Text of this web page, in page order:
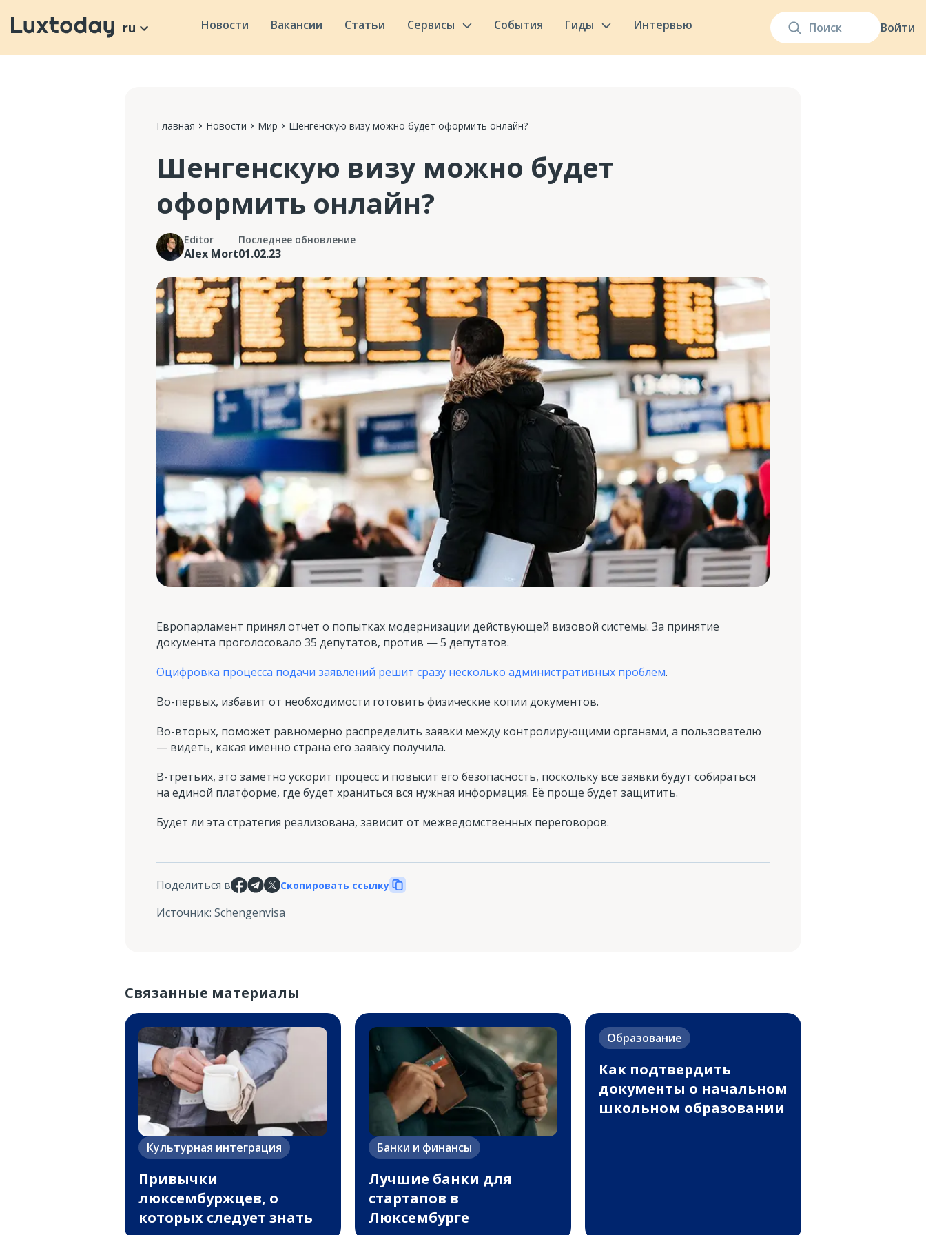
Войти
ru Новости Вакансии Статьи Сервисы События Гиды Интервью
Главная Новости Мир Шенгенскую визу можно будет оформить онлайн?
Шенгенскую визу можно будет
оформить онлайн?
Editor
Alex Mort
Последнее обновление
01.02.23
Европарламент принял отчет о попытках модернизации действующей визовой системы. За принятие
документа проголосовало 35 депутатов, против — 5 депутатов.
Оцифровка процесса подачи заявлений решит сразу несколько административных проблем.
Во-первых, избавит от необходимости готовить физические копии документов.
Во-вторых, поможет равномерно распределить заявки между контролирующими органами, а пользователю
— видеть, какая именно страна его заявку получила.
В-третьих, это заметно ускорит процесс и повысит его безопасность, поскольку все заявки будут собираться
на единой платформе, где будет храниться вся нужная информация. Её проще будет защитить.
Будет ли эта стратегия реализована, зависит от межведомственных переговоров.
Поделиться в Скопировать ссылку
Источник: Schengenvisa
Связанные материалы
Культурная интеграция
Привычки
люксембуржцев, о
которых следует знать
Банки и финансы
Лучшие банки для
стартапов в
Люксембурге
Образование
Как подтвердить
документы о начальном
школьном образовании